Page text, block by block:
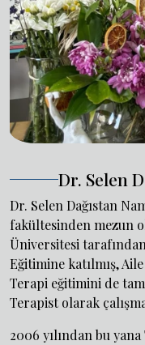
Dr. Selen
Dr. Selen Dağıstan
fakültesinden mezun
Üniversitesi
Eğitimine katılmış,
Terapi eğitimini de
Terapist olarak
2006 yılından bu